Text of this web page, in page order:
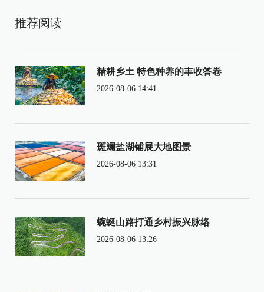
推荐阅读
精耕乡土 特色种养的丰收答卷
2026-08-06 14:41
斑斓盐湖铺展大地图景
2026-08-06 13:31
蜿蜒山路打通乡村振兴脉络
2026-08-06 13:26